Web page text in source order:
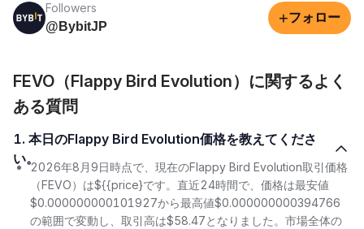
Followers
@BybitJP
+フォロー
FEVO（Flappy Bird Evolution）に関するよく
ある質問
1. 本日のFlappy Bird Evolution価格を教えてくださ
い。
2026年8月9日時点で、現在のFlappy Bird Evolution取引価格
（FEVO）は${{price}です。直近24時間で、価格は最安値
$0.000000000101927から最高値$0.000000000394766
の範囲で変動し、取引高は$58.47となりました。市場全体の